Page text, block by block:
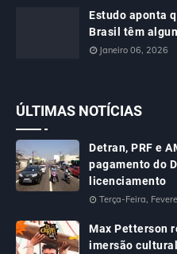
Estudo aponta
Brasil têm
Janeiro 06, 2026
ÚLTIMAS NOTÍCIAS
Detran, PRF e
pagamento do
licenciamento
Terça-Feira,
Max Petterson
imersão